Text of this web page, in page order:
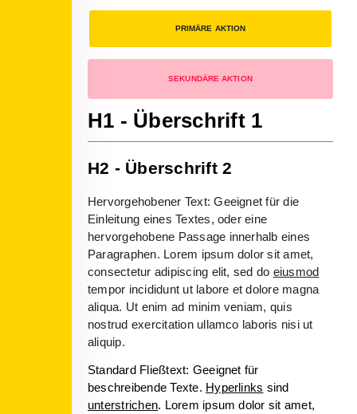
PRIMÄRE AKTION
SEKUNDÄRE AKTION
H1 - Überschrift 1
H2 - Überschrift 2
Hervorgehobener Text: Geeignet für die
Einleitung eines Textes, oder eine
hervorgehobene Passage innerhalb eines
Paragraphen. Lorem ipsum dolor sit amet,
consectetur adipiscing elit, sed do eiusmod
tempor incididunt ut labore et dolore magna
aliqua. Ut enim ad minim veniam, quis
nostrud exercitation ullamco laboris nisi ut
aliquip.
Standard Fließtext: Geeignet für
beschreibende Texte. Hyperlinks sind
unterstrichen. Lorem ipsum dolor sit amet,